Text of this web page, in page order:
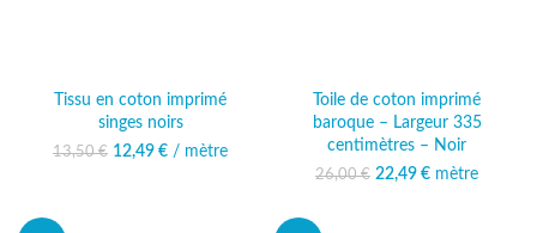
Tissu en coton imprimé
singes noirs
13,50€
Le prix initial était :
12,49 €
Le prix
/ mètre
Toile de coton imprimé
baroque – Largeur 335
centimètres – Noir
26,00€ Le prix initial était :
22,49 €
Le prix
mètre